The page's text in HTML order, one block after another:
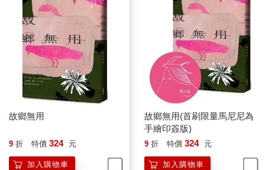
故鄉無用
9 折 特價 324 元
加入購物車
故鄉無用(首刷限量馬尼尼為
手繪印簽版)
9 折 特價 324 元
加入購物車